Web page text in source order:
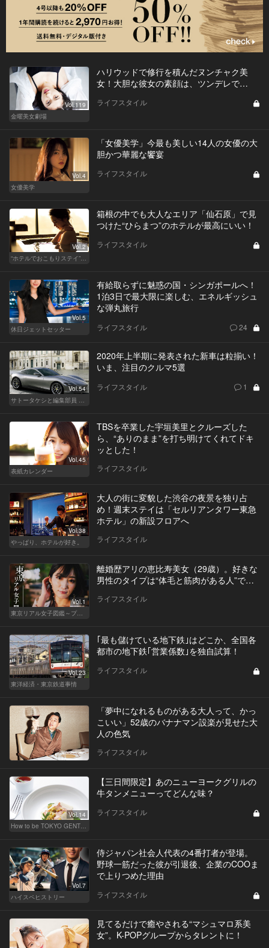
Vol.119
金曜美女劇場
ハリウッドで修行を積んだヌンチャク美
女！大胆な彼女の素顔は、ツンデレで…
ライフスタイル
Vol.4
女優美学
「女優美学」今最も美しい14人の女優の大
胆かつ華麗な饗宴
ライフスタイル
Vol.2
“ホテルでおこもりステイ”が大人デートに最高の選択だ
箱根の中でも大人なエリア「仙石原」で見
つけた“ひらまつ”のホテルが最高にいい！
ライフスタイル
Vol.5
休日ジェットセッター
有給取らずに魅惑の国・シンガポールへ！
1泊3日で最大限に楽しむ、エネルギッシュ
な弾丸旅行
ライフスタイル 24
Vol.54
サトータケシと編集部員 船山の"CAR GENTSへの道"
2020年上半期に発表された新車は粒揃い！
いま、注目のクルマ5選
ライフスタイル 1
Vol.45
表紙カレンダー
TBSを卒業した宇垣美里とクルーズした
ら、“ありのまま”を打ち明けてくれてドキ
ッとした！
ライフスタイル
Vol.38
やっぱり、ホテルが好き。
大人の街に変貌した渋谷の夜景を独り占
め！週末ステイは「セルリアンタワー東急
ホテル」の新設フロアへ
ライフスタイル
Vol.1
離婚歴アリの恵比寿美女（29歳）。好きな
男性のタイプは“体毛と筋肉がある人”で…
ライフスタイル
Vol.23
東洋経済・東京鉄道事情
｢最も儲けている地下鉄｣はどこか、全国各
都市の地下鉄｢営業係数｣を独自試算！
ライフスタイル
「夢中になれるものがある大人って、かっ
こいい」52歳のバナナマン設楽が見せた大
人の色気
ライフスタイル
Vol.14
【三日間限定】あのニューヨークグリルの
牛タンメニューってどんな味？
ライフスタイル
Vol.7
ハイスペヒストリー
侍ジャパン社会人代表の4番打者が登場。
野球一筋だった彼が引退後、企業のCOOま
で上りつめた理由
ライフスタイル
見てるだけで癒やされる“マシュマロ系美
女”。K-POPグループからタレントに！